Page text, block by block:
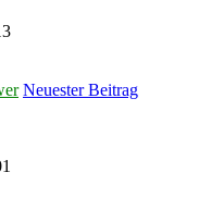
Neuester Beitrag